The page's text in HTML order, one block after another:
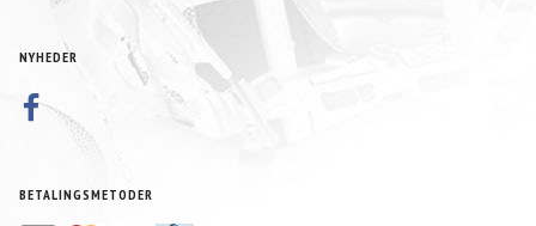
NYHEDER
BETALINGSMETODER